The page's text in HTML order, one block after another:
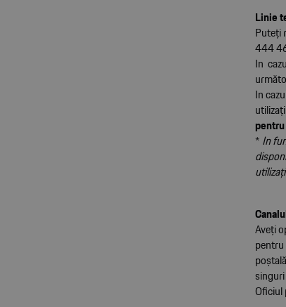
Linie
Puteţi
444
In
In
* In
Aveţi
Oficiul